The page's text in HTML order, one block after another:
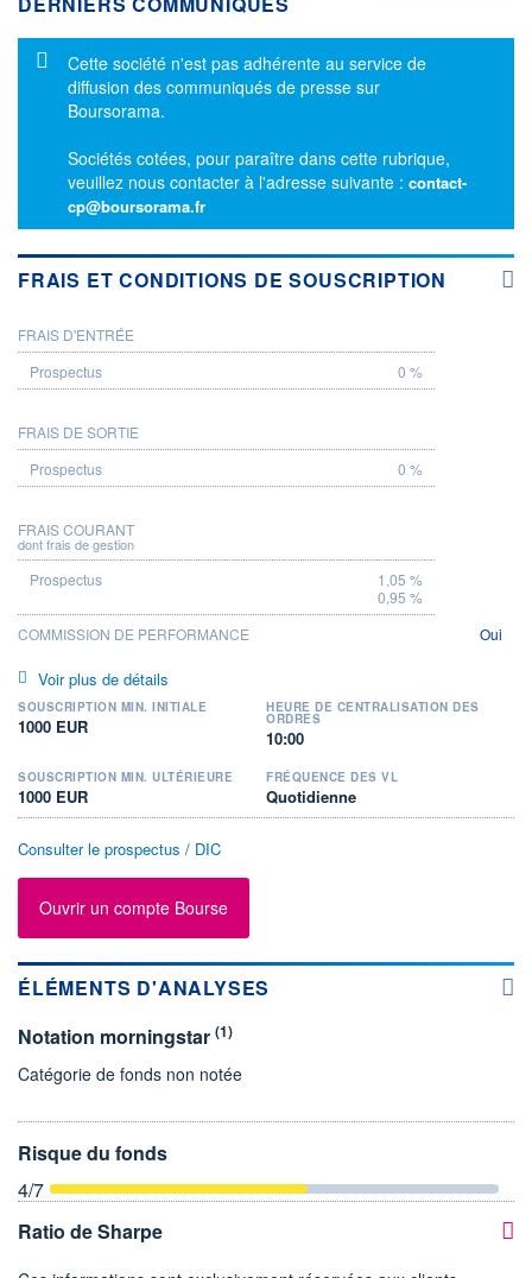
Message d'information
Cette société n'est pas adhérente au service de
diffusion des communiqués de presse sur
Boursorama.
Sociétés cotées, pour paraître dans cette rubrique,
veuillez nous contacter à l'adresse suivante : contact-
cp@boursorama.fr
FRAIS ET CONDITIONS DE SOUSCRIPTION
PROSPECTUS
FRAIS D'ENTRÉE
0 %
FRAIS DE SORTIE
0 %
FRAIS COURANT
dont frais de gestion
1,05 %
0,95 %
COMMISSION DE PERFORMANCE
Oui
Voir plus de détails
SOUSCRIPTION MIN. INITIALE
1000 EUR
HEURE DE CENTRALISATION DES
ORDRES
10:00
SOUSCRIPTION MIN. ULTÉRIEURE
1000 EUR
FRÉQUENCE DES VL
Quotidienne
Consulter le prospectus / DIC
Ouvrir un compte Bourse
ÉLÉMENTS D'ANALYSES
Notation morningstar (1)
Catégorie de fonds non notée
Risque du fonds
4/7
Ratio de Sharpe